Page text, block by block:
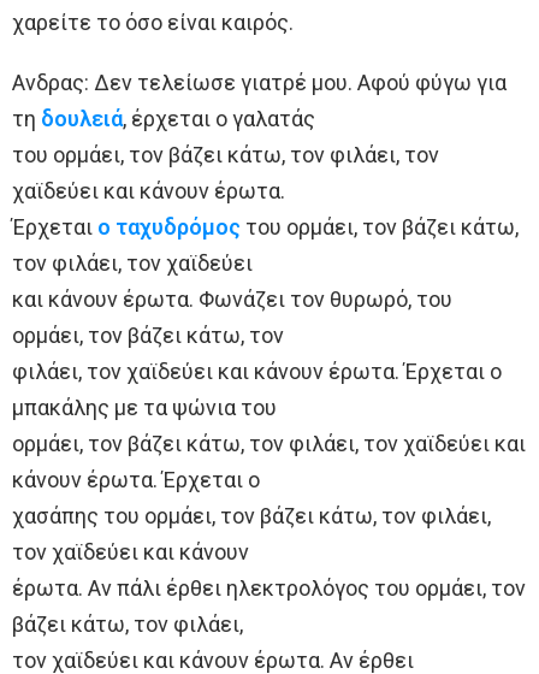
χαρείτε το όσο είναι καιρός.
Ανδρας: Δεν τελείωσε γιατρέ μου. Αφού φύγω για
τη δουλειά, έρχεται ο γαλατάς
του ορμάει, τον βάζει κάτω, τον φιλάει, τον
χαϊδεύει και κάνουν έρωτα.
Έρχεται ο ταχυδρόμος του ορμάει, τον βάζει κάτω,
τον φιλάει, τον χαϊδεύει
και κάνουν έρωτα. Φωνάζει τον θυρωρό, του
ορμάει, τον βάζει κάτω, τον
φιλάει, τον χαϊδεύει και κάνουν έρωτα. Έρχεται ο
μπακάλης με τα ψώνια του
ορμάει, τον βάζει κάτω, τον φιλάει, τον χαϊδεύει και
κάνουν έρωτα. Έρχεται ο
χασάπης του ορμάει, τον βάζει κάτω, τον φιλάει,
τον χαϊδεύει και κάνουν
έρωτα. Αν πάλι έρθει ηλεκτρολόγος του ορμάει, τον
βάζει κάτω, τον φιλάει,
τον χαϊδεύει και κάνουν έρωτα. Αν έρθει